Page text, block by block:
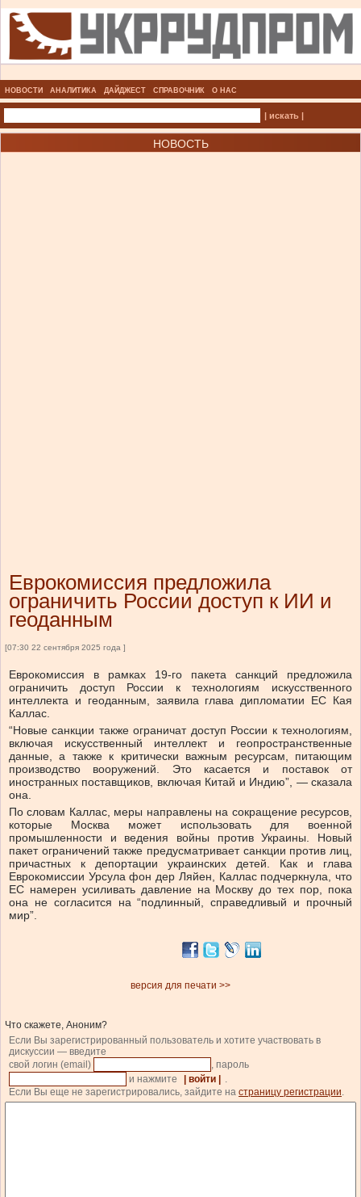
НОВОСТИ АНАЛИТИКА ДАЙДЖЕСТ СПРАВОЧНИК О НАС
| искать |
НОВОСТЬ
Еврокомиссия предложила
ограничить России доступ к ИИ и
геоданным
[07:30 22 сентября 2025 года ]
Еврокомиссия в рамках 19-го пакета санкций предложила
ограничить доступ России к технологиям искусственного
интеллекта и геоданным, заявила глава дипломатии ЕС Кая
Каллас.
“Новые санкции также ограничат доступ России к технологиям,
включая искусственный интеллект и геопространственные
данные, а также к критически важным ресурсам, питающим
производство вооружений. Это касается и поставок от
иностранных поставщиков, включая Китай и Индию”, — сказала
она.
По словам Каллас, меры направлены на сокращение ресурсов,
которые Москва может использовать для военной
промышленности и ведения войны против Украины. Новый
пакет ограничений также предусматривает санкции против лиц,
причастных к депортации украинских детей. Как и глава
Еврокомиссии Урсула фон дер Ляйен, Каллас подчеркнула, что
ЕС намерен усиливать давление на Москву до тех пор, пока
она не согласится на “подлинный, справедливый и прочный
мир”.
версия для печати >>
Что скажете, Аноним?
Если Вы зарегистрированный пользователь и хотите участвовать в
дискуссии — введите
свой логин (email)
, пароль
и нажмите
| войти |
.
Если Вы еще не зарегистрировались, зайдите на страницу регистрации.